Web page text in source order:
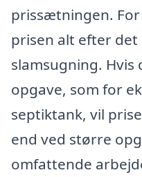
prissætningen.
prisen alt efter
slamsugning. Hvis
opgave, som for
septiktank, vil
end ved større
omfattende